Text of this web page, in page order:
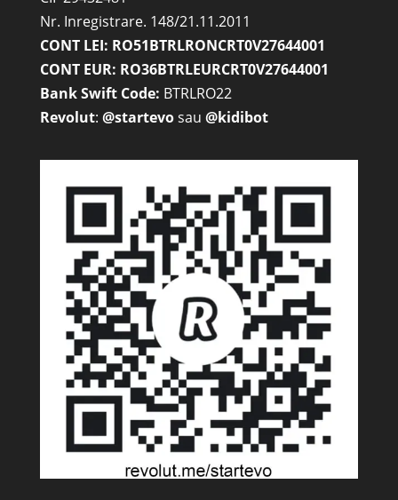
Nr. Inregistrare. 148/21.11.2011
CONT LEI: RO51BTRLRONCRT0V27644001
CONT EUR: RO36BTRLEURCRT0V27644001
Bank Swift Code: BTRLRO22
Revolut: @startevosau @kidibot